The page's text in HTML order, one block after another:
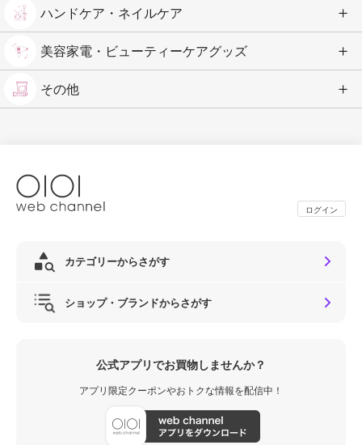
ハンドケア・ネイルケア
美容家電・ビューティーケアグッズ
その他
ログイン
カテゴリーからさがす
ショップ・ブランドからさがす
公式アプリでお買物しませんか？
アプリ限定クーポンやおトクな情報を配信中！